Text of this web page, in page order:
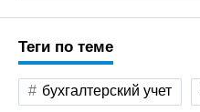
Теги по теме
бухгалтерский учет